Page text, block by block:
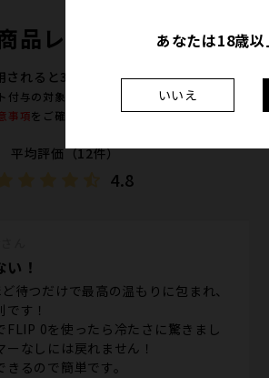
品レビュー
されると300ポイントプレゼント！
与の対象外となる商品がございます。
事項をご確認の上、投稿をお願い致します。
平均評価（12件）
4.8
！
待つだけで最高の温もりに包まれ、
す！
FLIP 0を使ったら冷たさに驚きまし
なしには戻れません！
るので簡単です。
あなたは18歳
いいえ